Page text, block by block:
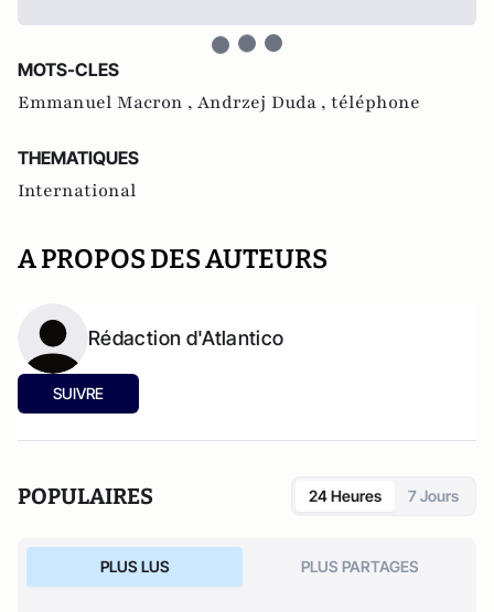
MOTS-CLES
Emmanuel Macron , Andrzej Duda , téléphone
THEMATIQUES
International
A PROPOS DES AUTEURS
Rédaction d'Atlantico
SUIVRE
POPULAIRES 24 Heures 7 Jours
PLUS LUS PLUS PARTAGES